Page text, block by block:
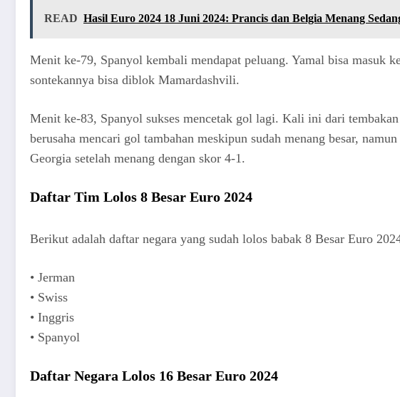
READ Hasil Euro 2024 18 Juni 2024: Prancis dan Belgia Menang
Menit ke-79, Spanyol kembali mendapat peluang. Yamal bisa masuk
sontekannya bisa diblok Mamardashvili.
Menit ke-83, Spanyol sukses mencetak gol lagi. Kali ini dari
berusaha mencari gol tambahan meskipun sudah menang besar,
Georgia setelah menang dengan skor 4-1.
Daftar Tim Lolos 8 Besar Euro 2024
Berikut adalah daftar negara yang sudah lolos babak 8 Besar Euro
• Jerman
• Swiss
• Inggris
• Spanyol
Daftar Negara Lolos 16 Besar Euro 2024